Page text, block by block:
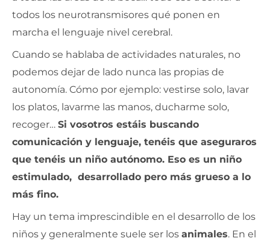
todos los neurotransmisores qué ponen en
marcha el lenguaje nivel cerebral.
Cuando se hablaba de actividades naturales, no
podemos dejar de lado nunca las propias de
autonomía. Cómo por ejemplo: vestirse solo, lavar
los platos, lavarme las manos, ducharme solo,
recoger… Si vosotros estáis buscando
comunicación y lenguaje, tenéis que aseguraros
que tenéis un niño autónomo. Eso es un niño
estimulado, desarrollado pero más grueso a lo
más fino.
Hay un tema imprescindible en el desarrollo de los
niños y generalmente suele ser los animales. En el